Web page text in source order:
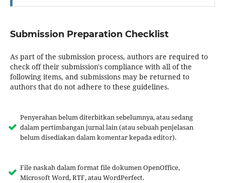
Submission Preparation Checklist
As part of the submission process, authors are required to
check off their submission's compliance with all of the
following items, and submissions may be returned to
authors that do not adhere to these guidelines.
Penyerahan belum diterbitkan sebelumnya, atau sedang
dalam pertimbangan jurnal lain (atau sebuah penjelasan
belum disediakan dalam komentar kepada editor).
File naskah dalam format file dokumen OpenOffice,
Microsoft Word, RTF, atau WordPerfect.